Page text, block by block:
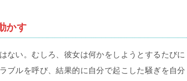
かす
ない。むしろ、彼女は何かをしようとするたびに
ブルを呼び、結果的に自分で起こした騒ぎを自分